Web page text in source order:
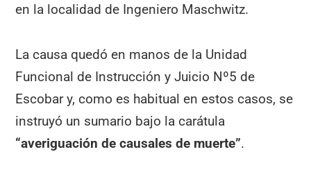
en la localidad de Ingeniero Maschwitz.
La causa quedó en manos de la Unidad
Funcional de Instrucción y Juicio Nº5 de
Escobar y, como es habitual en estos casos, se
instruyó un sumario bajo la carátula
“averiguación de causales de muerte”.